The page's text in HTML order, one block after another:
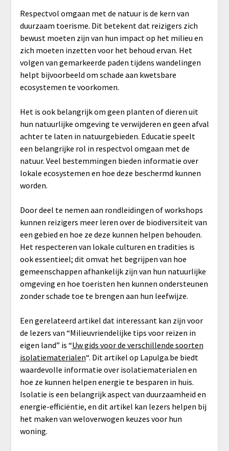
Respectvol omgaan met de natuur is de kern van
duurzaam toerisme. Dit betekent dat reizigers zich
bewust moeten zijn van hun impact op het milieu en
zich moeten inzetten voor het behoud ervan. Het
volgen van gemarkeerde paden tijdens wandelingen
helpt bijvoorbeeld om schade aan kwetsbare
ecosystemen te voorkomen.
Het is ook belangrijk om geen planten of dieren uit
hun natuurlijke omgeving te verwijderen en geen afval
achter te laten in natuurgebieden. Educatie speelt
een belangrijke rol in respectvol omgaan met de
natuur. Veel bestemmingen bieden informatie over
lokale ecosystemen en hoe deze beschermd kunnen
worden.
Door deel te nemen aan rondleidingen of workshops
kunnen reizigers meer leren over de biodiversiteit van
een gebied en hoe ze deze kunnen helpen behouden.
Het respecteren van lokale culturen en tradities is
ook essentieel; dit omvat het begrijpen van hoe
gemeenschappen afhankelijk zijn van hun natuurlijke
omgeving en hoe toeristen hen kunnen ondersteunen
zonder schade toe te brengen aan hun leefwijze.
Een gerelateerd artikel dat interessant kan zijn voor
de lezers van “Milieuvriendelijke tips voor reizen in
eigen land” is “Uw gids voor de verschillende soorten
isolatiematerialen“. Dit artikel op Lapulga.be biedt
waardevolle informatie over isolatiematerialen en
hoe ze kunnen helpen energie te besparen in huis.
Isolatie is een belangrijk aspect van duurzaamheid en
energie-efficiëntie, en dit artikel kan lezers helpen bij
het maken van weloverwogen keuzes voor hun
woning.